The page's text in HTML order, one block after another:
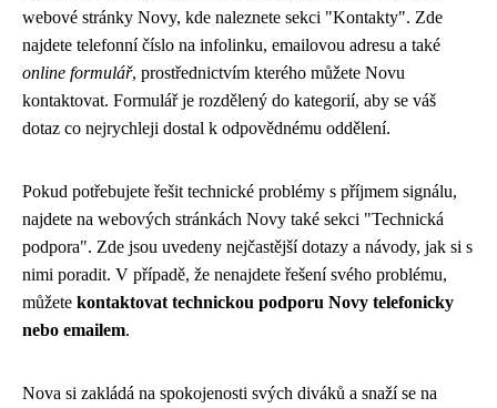
webové stránky Novy, kde naleznete sekci "Kontakty". Zde
najdete telefonní číslo na infolinku, emailovou adresu a také
online formulář, prostřednictvím kterého můžete Novu
kontaktovat. Formulář je rozdělený do kategorií, aby se váš
dotaz co nejrychleji dostal k odpovědnému oddělení.
Pokud potřebujete řešit technické problémy s příjmem signálu,
najdete na webových stránkách Novy také sekci "Technická
podpora". Zde jsou uvedeny nejčastější dotazy a návody, jak si s
nimi poradit. V případě, že nenajdete řešení svého problému,
můžete kontaktovat technickou podporu Novy telefonicky
nebo emailem.
Nova si zakládá na spokojenosti svých diváků a snaží se na